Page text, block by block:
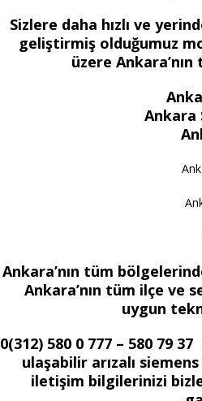
Sizlere daha hızlı ve
geliştirmiş olduğumuz
üzere
Ankara
Ankara’nın tüm
Ankara’nın tüm ilçe ve
uygun
0(312) 580 0 777 – 580 79
ulaşabilir arızalı siemens
iletişim bilgilerinizi